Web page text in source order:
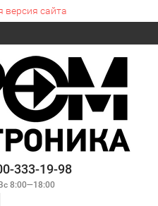
версия сайта
333-19-98
8:00—18:00